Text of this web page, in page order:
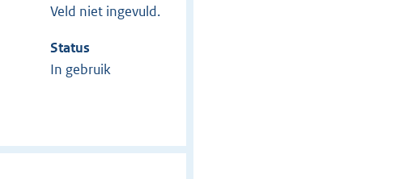
Veld niet ingevuld.
Status
In gebruik